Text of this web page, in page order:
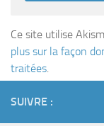
Ce site utilise
plus sur la façon
traitées.
SUIVRE :